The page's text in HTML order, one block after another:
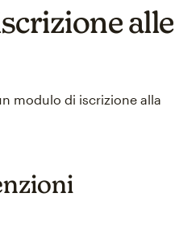
alle
modulo di iscrizione alla